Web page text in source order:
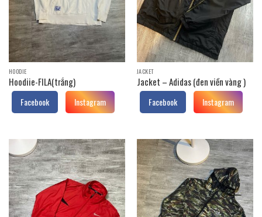
HOODIE
Hoodiie-FILA(trắng)
Facebook Instagram
JACKET
Jacket – Adidas (đen viền vàng )
Facebook Instagram